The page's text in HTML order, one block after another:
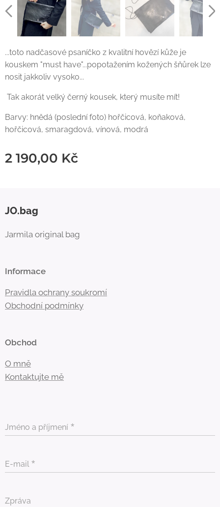
...toto nadčasové psaníčko z kvalitní hovězí kůže je
kouskem "must have"...popotažením kožených šňůrek lze
nosit jakkoliv vysoko...
Tak akorát velký černý kousek, který musíte mít!
Barvy: hnědá (poslední foto) hořčicová, koňaková,
hořčicová, smaragdová, vínová, modrá
2 190,00 Kč
JO.bag
Jarmila original bag
Informace
Pravidla ochrany soukromí
Obchodní podmínky
Obchod
O mně
Kontaktujte mě
Jméno a příjmení
E-mail
Zpráva